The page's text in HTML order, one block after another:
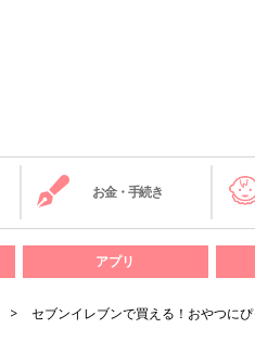
お金・手続き
アプリ
セブンイレブンで買える！おやつに